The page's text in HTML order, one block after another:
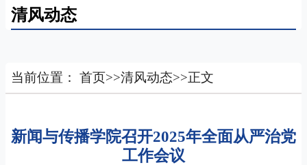
清风动态
当前位置： 首页>>清风动态>>正文
新闻与传播学院召开2025年全面从严治党
工作会议